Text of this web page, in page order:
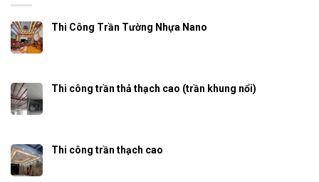
Thi Công Trần Tường Nhựa Nano
Thi công trần thả thạch cao (trần khung nổi)
Thi công trần thạch cao